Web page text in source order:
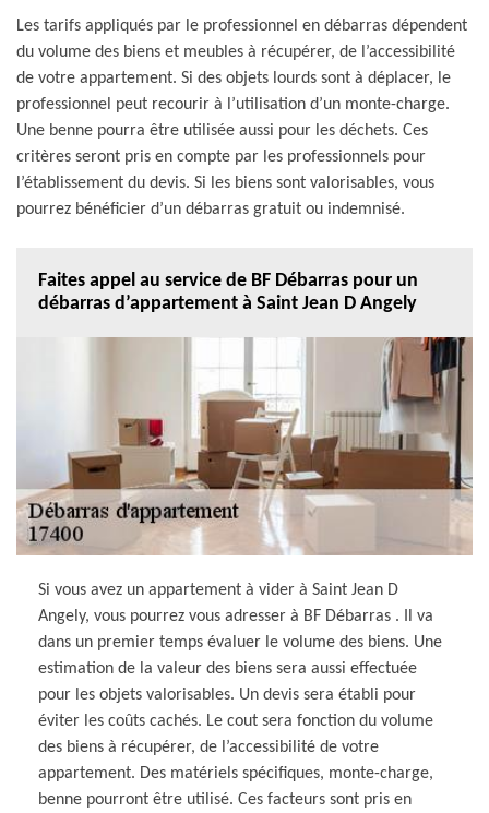
Les tarifs appliqués par le professionnel en débarras dépendent
du volume des biens et meubles à récupérer, de l’accessibilité
de votre appartement. Si des objets lourds sont à déplacer, le
professionnel peut recourir à l’utilisation d’un monte-charge.
Une benne pourra être utilisée aussi pour les déchets. Ces
critères seront pris en compte par les professionnels pour
l’établissement du devis. Si les biens sont valorisables, vous
pourrez bénéficier d’un débarras gratuit ou indemnisé.
Faites appel au service de BF Débarras pour un
débarras d’appartement à Saint Jean D Angely
Si vous avez un appartement à vider à Saint Jean D
Angely, vous pourrez vous adresser à BF Débarras . Il va
dans un premier temps évaluer le volume des biens. Une
estimation de la valeur des biens sera aussi effectuée
pour les objets valorisables. Un devis sera établi pour
éviter les coûts cachés. Le cout sera fonction du volume
des biens à récupérer, de l’accessibilité de votre
appartement. Des matériels spécifiques, monte-charge,
benne pourront être utilisé. Ces facteurs sont pris en